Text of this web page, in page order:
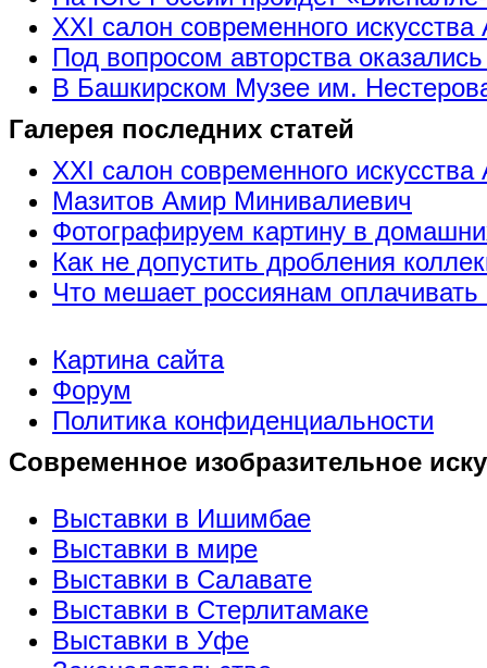
XXI салон современного искусства
Под вопросом авторства
В Башкирском Музее им.
Галерея последних статей
XXI салон современного искусства
Мазитов Амир Минивалиевич
Фотографируем картину в
Как не допустить дробления
Что мешает россиянам
Картина сайта
Форум
Политика конфиденциальности
Современное изобразительное
Выставки в Ишимбае
Выставки в мире
Выставки в Салавате
Выставки в Стерлитамаке
Выставки в Уфе